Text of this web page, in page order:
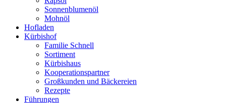
Sonnenblumenöl
Mohnöl
Hofladen
Kürbishof
Familie Schnell
Sortiment
Kürbishaus
Kooperationspartner
Großkunden und Bäckereien
Rezepte
Führungen